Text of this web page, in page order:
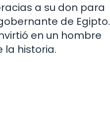
a su don para
de Egipto.
en un hombre
la historia.